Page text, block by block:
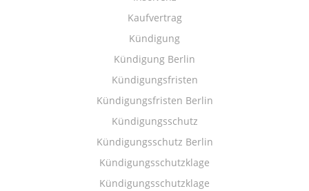
Kaufvertrag
Kündigung
Kündigung Berlin
Kündigungsfristen
Kündigungsfristen Berlin
Kündigungsschutz
Kündigungsschutz Berlin
Kündigungsschutzklage
Kündigungsschutzklage